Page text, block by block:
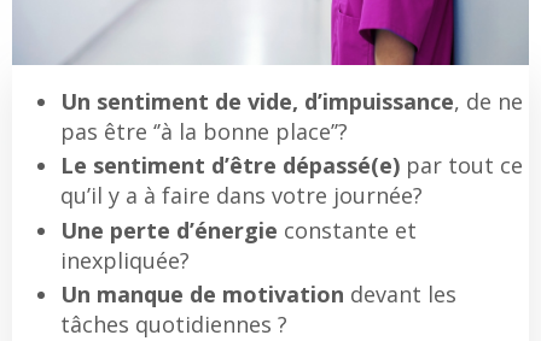
Un sentiment de vide, d’impuissance, de ne
pas être ‘’à la bonne place’’?
Le sentiment d’être dépassé(e) par tout ce
qu’il y a à faire dans votre journée?
Une perte d’énergie constante et
inexpliquée?
Un manque de motivation devant les
tâches quotidiennes ?